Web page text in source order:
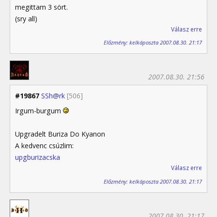
megittam 3 sört.
(sry all)
Válasz erre
Előzmény: kelkáposzta 2007.08.30. 21:17
#19867 SSh@rk [506]
2007.08.30. 21:56
Irgum-burgum
Upgradelt Buriza Do Kyanon
A kedvenc csúzlim:
upgburizacska
Válasz erre
Előzmény: kelkáposzta 2007.08.30. 21:17